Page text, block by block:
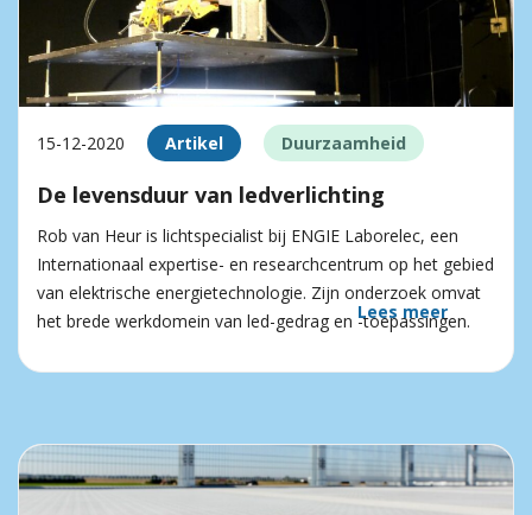
15-12-2020 Artikel Duurzaamheid
De levensduur van ledverlichting
Rob van Heur is lichtspecialist bij ENGIE Laborelec, een
Internationaal expertise- en researchcentrum op het gebied
van elektrische energie­technologie. Zijn onderzoek omvat
het brede werkdomein van led-gedrag en -toepassingen.
Lees meer